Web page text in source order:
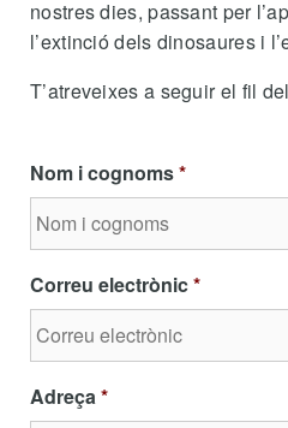
nostres dies, passant per
l’extinció dels dinosaures i
T’atreveixes a seguir el fil
Nom i cognoms*
Correu electrònic*
Adreça*